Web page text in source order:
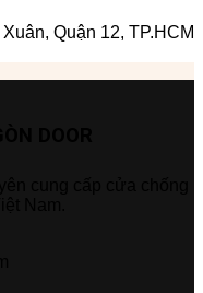
Quận 12, TP.HCM